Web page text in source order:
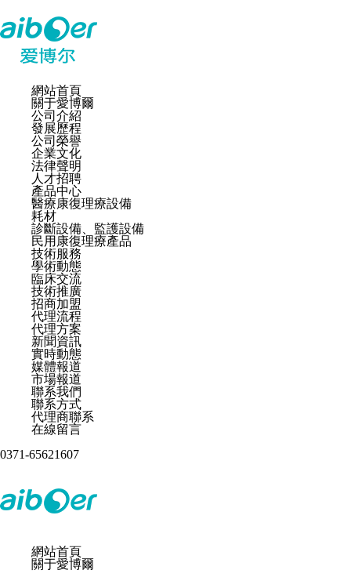
網站首頁
關于愛博爾
公司介紹
發展歷程
公司榮譽
企業文化
法律聲明
人才招聘
產品中心
醫療康復理療設備
耗材
診斷設備、監護設備
民用康復理療產品
技術服務
學術動態
臨床交流
技術推廣
招商加盟
代理流程
代理方案
新聞資訊
實時動態
媒體報道
市場報道
聯系我們
聯系方式
代理商聯系
在線留言
0371-65621607
網站首頁
關于愛博爾